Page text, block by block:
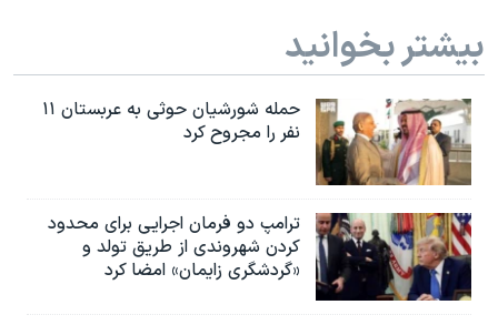
بیشتر بخوانید
حمله شورشیان حوثی به عربستان ۱۱
نفر را مجروح کرد
ترامپ دو فرمان اجرایی برای محدود
کردن شهروندی از طریق تولد و
«گردشگری زایمان» امضا کرد